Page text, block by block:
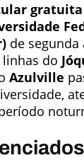
gratuita
de segunda
linhas do
Azulville